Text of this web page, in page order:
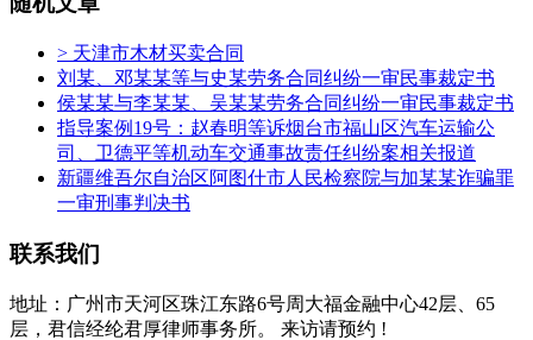
> 天津市木材买卖合同
刘某、邓某某等与史某劳务合同纠纷一审民事裁定书
侯某某与李某某、吴某某劳务合同纠纷一审民事裁定书
指导案例19号：赵春明等诉烟台市福山区汽车运输公
司、卫德平等机动车交通事故责任纠纷案相关报道
新疆维吾尔自治区阿图什市人民检察院与加某某诈骗罪
一审刑事判决书
联系我们
地址：广州市天河区珠江东路6号周大福金融中心42层、65
层，君信经纶君厚律师事务所。 来访请预约 !